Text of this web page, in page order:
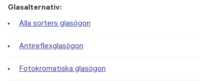
Glasalternativ:
Alla sorters glasögon
Antireflexglasögon
Fotokromatiska glasögon